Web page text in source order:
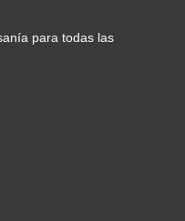
para todas las